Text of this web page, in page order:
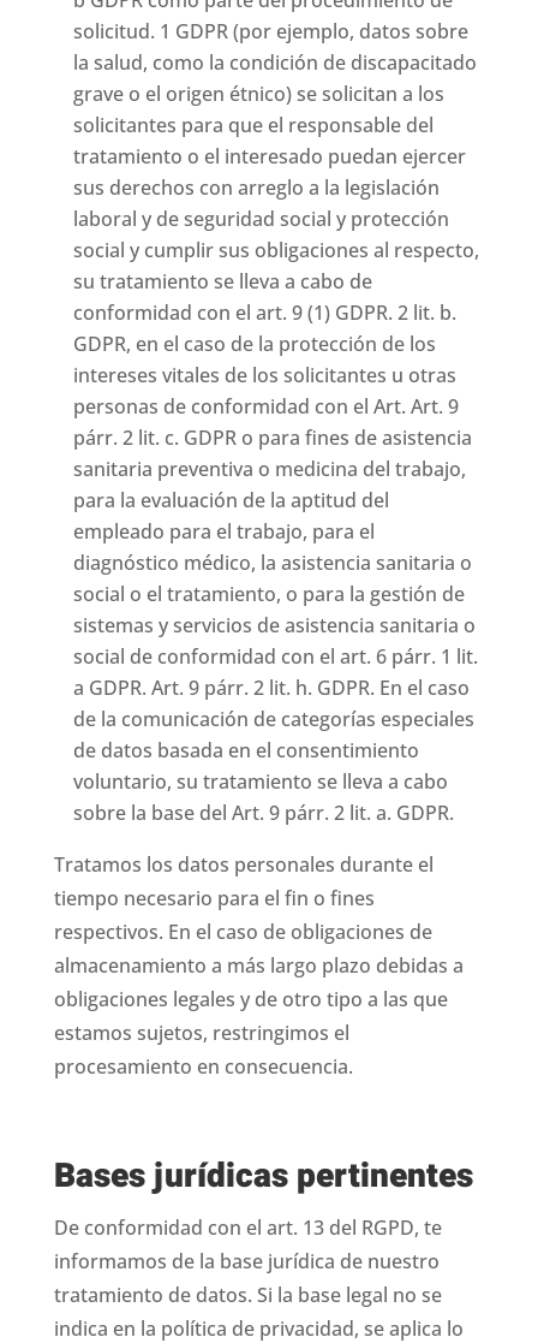
solicitud. 1 GDPR (por ejemplo, datos sobre
la salud, como la condición de discapacitado
grave o el origen étnico) se solicitan a los
solicitantes para que el responsable del
tratamiento o el interesado puedan ejercer
sus derechos con arreglo a la legislación
laboral y de seguridad social y protección
social y cumplir sus obligaciones al respecto,
su tratamiento se lleva a cabo de
conformidad con el art. 9 (1) GDPR. 2 lit. b.
GDPR, en el caso de la protección de los
intereses vitales de los solicitantes u otras
personas de conformidad con el Art. Art. 9
párr. 2 lit. c. GDPR o para fines de asistencia
sanitaria preventiva o medicina del trabajo,
para la evaluación de la aptitud del
empleado para el trabajo, para el
diagnóstico médico, la asistencia sanitaria o
social o el tratamiento, o para la gestión de
sistemas y servicios de asistencia sanitaria o
social de conformidad con el art. 6 párr. 1 lit.
a GDPR. Art. 9 párr. 2 lit. h. GDPR. En el caso
de la comunicación de categorías especiales
de datos basada en el consentimiento
voluntario, su tratamiento se lleva a cabo
sobre la base del Art. 9 párr. 2 lit. a. GDPR.
Tratamos los datos personales durante el
tiempo necesario para el fin o fines
respectivos. En el caso de obligaciones de
almacenamiento a más largo plazo debidas a
obligaciones legales y de otro tipo a las que
estamos sujetos, restringimos el
procesamiento en consecuencia.
Bases jurídicas pertinentes
De conformidad con el art. 13 del RGPD, te
informamos de la base jurídica de nuestro
tratamiento de datos. Si la base legal no se
indica en la política de privacidad, se aplica lo